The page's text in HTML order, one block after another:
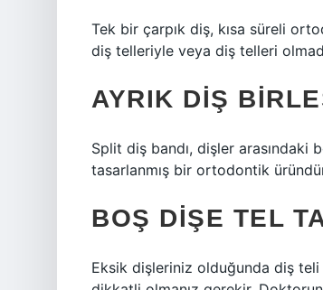
Tek bir çarpık diş, kısa süreli
diş telleriyle veya diş telleri
AYRIK DIŞ
Split diş bandı, dişler
tasarlanmış bir ortodontik
BOŞ DIŞE TEL
Eksik dişleriniz olduğunda diş teli